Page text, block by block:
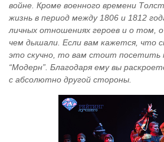
войне. Кроме военного времени
жизнь в период между 1806 и 1812
личных отношениях героев и о том,
чем дышали. Если вам кажется, что
это скучно, то вам стоит посетить
“Модерн”. Благодаря ему вы
с абсолютно другой стороны.